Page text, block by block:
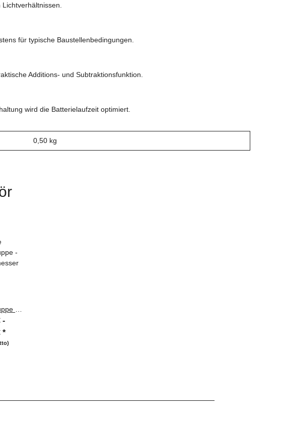
für typische Baustellenbedingungen.
Additions- und Subtraktionsfunktion.
wird die Batterielaufzeit optimiert.
0,50 kg
-
-
-
*